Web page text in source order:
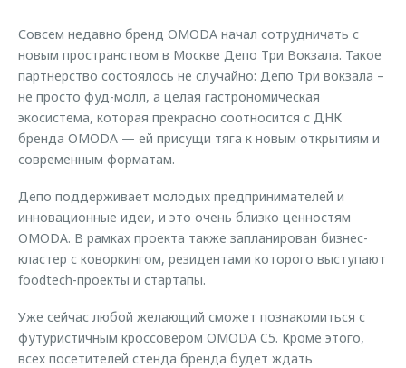
Кредитный калькулятор
Аксессуары
Одежда и сувениры
Оригинальные аксессуары
Запчасти
Трейд-ин
Калькулятор трейд-ин
O&J Автоклуб
Клуб владельцев OMODA
Приложение O&J
Аксессуары
Оригинальные аксессуары
Запчасти
Совсем недавно бренд OMODA начал сотрудничать с
новым пространством в Москве Депо Три Вокзала. Такое
партнерство состоялось не случайно: Депо Три вокзала –
не просто фуд-молл, а целая гастрономическая
экосистема, которая прекрасно соотносится с ДНК
бренда OMODA — ей присущи тяга к новым открытиям и
современным форматам.
Депо поддерживает молодых предпринимателей и
инновационные идеи, и это очень близко ценностям
OMODA. В рамках проекта также запланирован бизнес-
кластер с коворкингом, резидентами которого выступают
foodtech-проекты и стартапы.
Уже сейчас любой желающий сможет познакомиться с
футуристичным кроссовером OMODA C5. Кроме этого,
всех посетителей стенда бренда будет ждать